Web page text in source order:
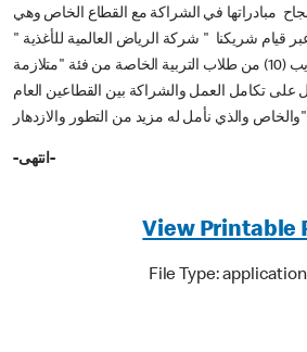
مبادراتها في الشراكة مع القطاع الخاص وهي
قيام شريكنا " شركة الرياض العالمية للأغذية "
ماكدونالدزالسعودية " بتدريب (10) من طلاب التربية الخاصة من فئة "متلازمة
على تكامل العمل والشراكة بين القطاعين العام
والخاص والذي نأمل له مزيد من التطور والازدهار"
-انتهى-
View Printable
File Type: